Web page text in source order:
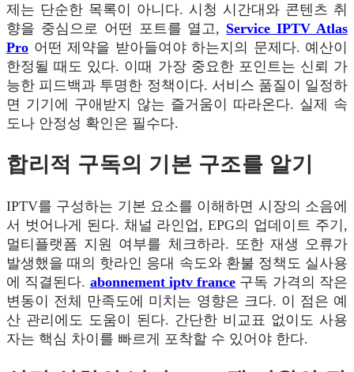
제는 단순한 목록이 아니다. 시청 시간대와 콘텐츠 취
향을 중심으로 어떤 포트를 열고, Service IPTV Atlas
Pro 어떤 제약을 받아들여야 하는지의 문제다. 예산이
한정될 때도 있다. 이때 가장 중요한 포인트는 신뢰 가
능한 피드백과 투명한 정책이다. 서비스 품질이 일정하
면 기기에 구애받지 않는 즐거움이 따라온다. 실제 속
도나 안정성 확인은 필수다.
합리적 구독의 기본 구조를 알기
IPTV를 구성하는 기본 요소를 이해하면 시장의 소음에
서 벗어나게 된다. 채널 라인업, EPG의 업데이트 주기,
멀티플랫폼 지원 여부를 체크하라. 또한 재생 오류가
발생했을 때의 핫라인 응대 속도와 환불 정책도 실사용
에 직결된다. abonnement iptv france 구독 가격의 작은
변동이 전체 만족도에 미치는 영향은 크다. 이 점은 예
산 관리에도 도움이 된다. 간단한 비교표 없이도 사용
자는 핵심 차이를 빠르게 포착할 수 있어야 한다.